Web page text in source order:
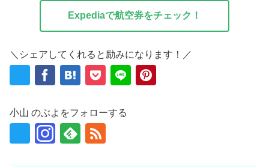
Expediaで航空券をチェック！
＼シェアしてくれると励みになります！／
小山 のぶよをフォローする